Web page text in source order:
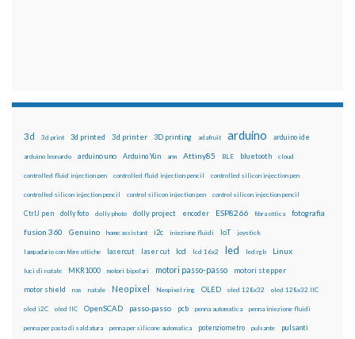
3d 3d print 3d printed 3d printer 3D printing adafruit arduino arduino ide
arduino leonardo arduino uno Arduino Yún arm Attiny85 BLE bluetooth cloud
controlled fluid injection pen controlled fluid injection pencil controlled silicon injection pen
controlled silicon injection pencil control silicon injection pen control silicon injection pencil
CtrlJ pen dolly foto dolly photo dolly project encoder ESP8266 fibra ottica fotografia
fusion 360 Genuino home assistant i2c iniezione fluidi IoT joystick
lampadario con fibre ottiche lasercut laser cut lcd lcd 16x2 led led rgb Linux
luci di natale MKR1000 motori bipolari motori passo-passo motori stepper
motor shield nas natale Neopixel Neopixel ring OLED oled 128x32 oled 128x32 IIC
oled i2C oled IIC OpenSCAD passo-passo pcb penna automatica penna iniezione fluidi
penna per pasta di saldatura penna per silicone automatica potenziometro pulsante pulsanti